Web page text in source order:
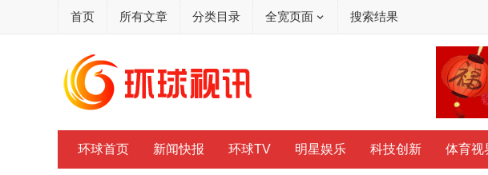
首页 所有文章 分类目录 全宽页面 搜索结果
环球首页 新闻快报 环球TV 明星娱乐 科技创新 体育视